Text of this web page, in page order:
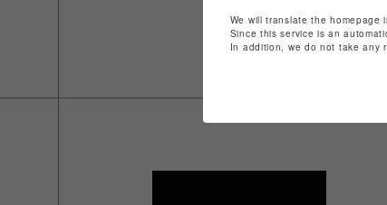
We will translate the
Since this service is an
In addition, we do not take any